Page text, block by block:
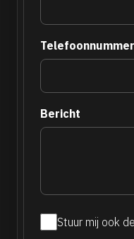
Telefoonnummer
Bericht
Maandelijkse
Stuur mij ook